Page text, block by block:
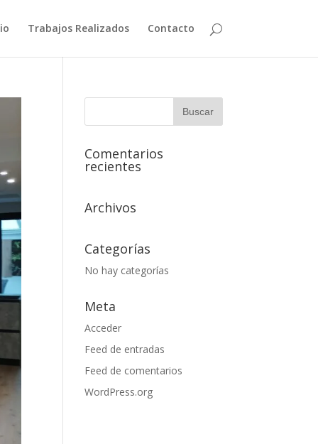
Trabajos Realizados Contacto
Comentarios
recientes
Archivos
Categorías
No hay categorías
Meta
Acceder
Feed de entradas
Feed de comentarios
WordPress.org